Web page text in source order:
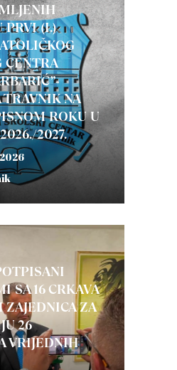
PRVI (I.)
CENTRA
NA
ROKU U
2027.
SA 16 CRKAVA
ZAJEDNICA ZA
26
VRIJEDNIH